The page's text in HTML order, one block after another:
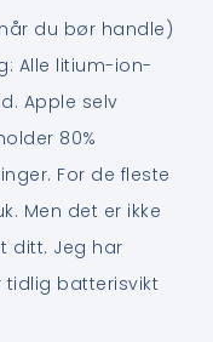
du bør handle)
Alle litium-ion-
Apple selv
80%
For de fleste
Men det er ikke
ditt. Jeg har
tidlig batterisvikt